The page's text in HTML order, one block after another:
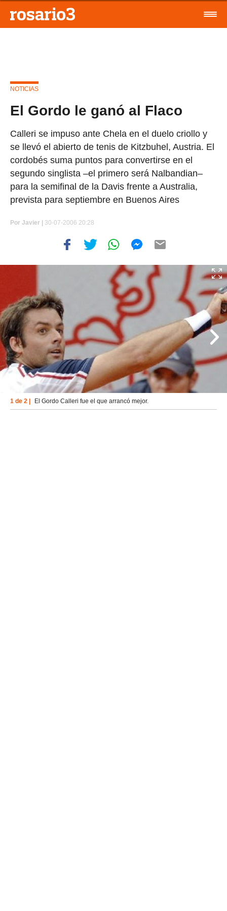
NOTICIAS
El Gordo le ganó al Flaco
Calleri se impuso ante Chela en el duelo criollo y
se llevó el abierto de tenis de Kitzbuhel, Austria. El
cordobés suma puntos para convertirse en el
segundo singlista –el primero será Nalbandian–
para la semifinal de la Davis frente a Australia,
prevista para septiembre en Buenos Aires
Por Javier | 30-07-2006 20:28
1 de 2 | El Gordo Calleri fue el que arrancó mejor.